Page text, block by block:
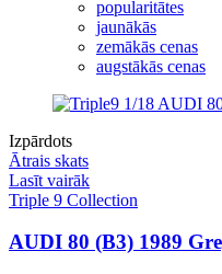
popularitātes
jaunākās
zemākās cenas
augstākās cenas
Izpārdots
Ātrais skats
Lasīt vairāk
Triple 9 Collection
AUDI 80 (B3) 1989